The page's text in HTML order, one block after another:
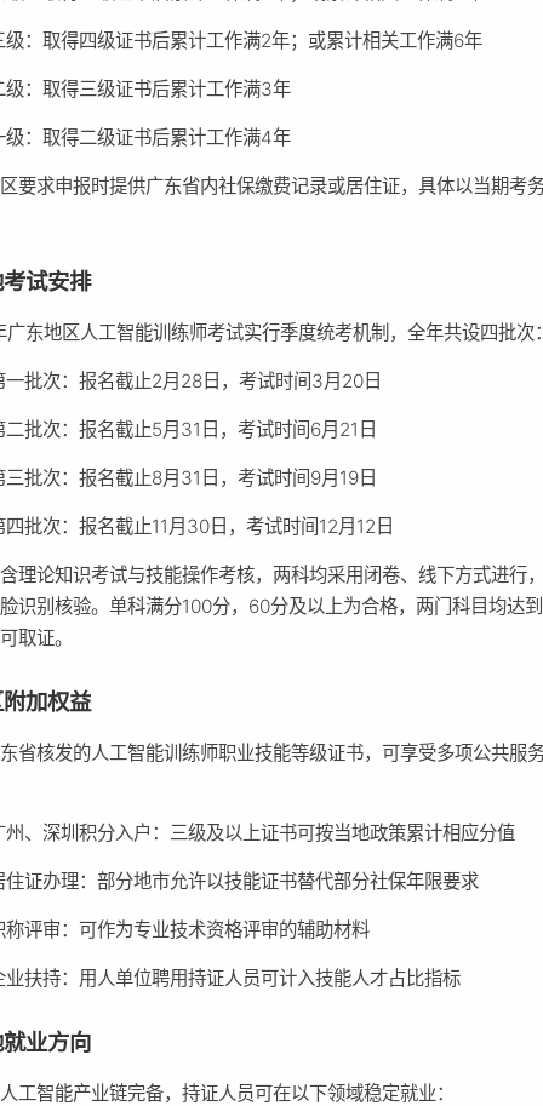
级：取得四级证书后累计工作满2年；或累计相关工作满6年
级：取得三级证书后累计工作满3年
级：取得二级证书后累计工作满4年
要求申报时提供广东省内社保缴费记录或居住证，具体以当期考
试安排
东地区人工智能训练师考试实行季度统考机制，全年共设四批次：
一批次：报名截止2月28日，考试时间3月20日
二批次：报名截止5月31日，考试时间6月21日
三批次：报名截止8月31日，考试时间9月19日
四批次：报名截止11月30日，考试时间12月12日
理论知识考试与技能操作考核，两科均采用闭卷、线下方式进行
识别核验。单科满分100分，60分及以上为合格，两门科目均达
取证。
加权益
省核发的人工智能训练师职业技能等级证书，可享受多项公共服
州、深圳积分入户：三级及以上证书可按当地政策累计相应分值
住证办理：部分地市允许以技能证书替代部分社保年限要求
称评审：可作为专业技术资格评审的辅助材料
业扶持：用人单位聘用持证人员可计入技能人才占比指标
业方向
工智能产业链完备，持证人员可在以下领域稳定就业：